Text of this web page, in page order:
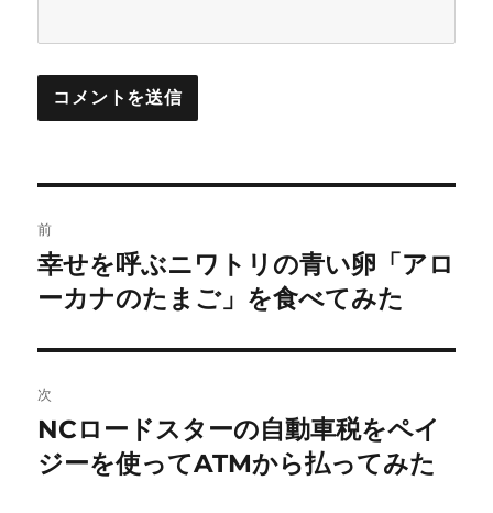
稿
ナ
ビ
ゲ
ー
シ
前
前
の
稿:
幸せを呼ぶニワトリの青い卵「アロ
ーカナのたまご」を食べてみた
次
次
の
NCロードスターの自動車税をペイ
ジーを使ってATMから払ってみた